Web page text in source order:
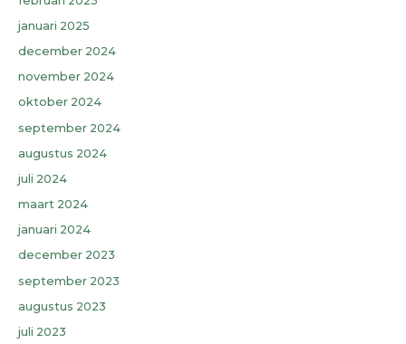
januari 2025
december 2024
november 2024
oktober 2024
september 2024
augustus 2024
juli 2024
maart 2024
januari 2024
december 2023
september 2023
augustus 2023
juli 2023